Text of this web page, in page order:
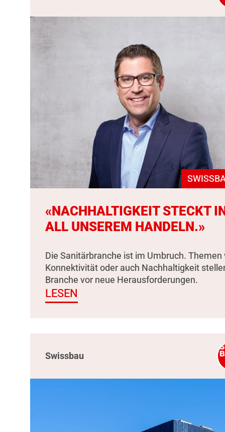
«NACHHALTIGKEIT STECKT
ALL UNSEREM HANDELN.»
Die Sanitärbranche ist im Umbruch. Themen
Konnektivität oder auch Nachhaltigkeit
Branche vor neue Herausforderungen.
LESEN
Swissbau